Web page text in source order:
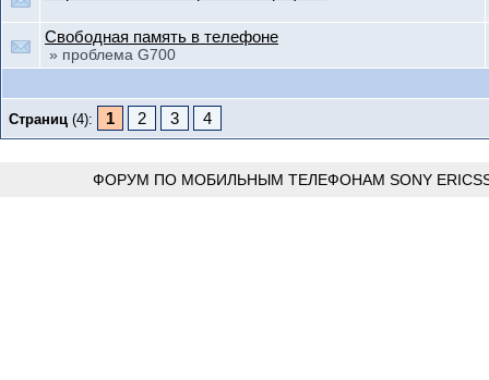
Свободная память в телефоне
» проблема G700
Страниц (4): 1 2 3 4
ФОРУМ ПО МОБИЛЬНЫМ ТЕЛЕФОНАМ SONY